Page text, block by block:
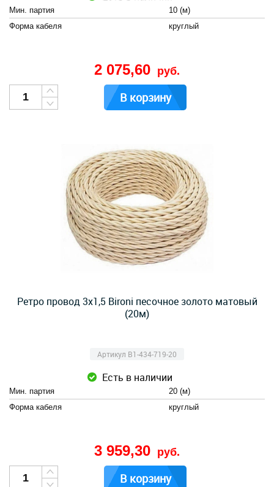
Мин. партия
10 (м)
Форма кабеля
круглый
2 075,60 руб.
В корзину
Ретро провод 3х1,5 Bironi песочное золото матовый
(20м)
Артикул B1-434-719-20
Есть в наличии
Мин. партия
20 (м)
Форма кабеля
круглый
3 959,30 руб.
В корзину